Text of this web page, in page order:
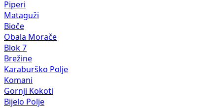
Piperi
Mataguži
Bioče
Obala Morače
Blok 7
Brežine
Karaburško Polje
Komani
Gornji Kokoti
Bijelo Polje